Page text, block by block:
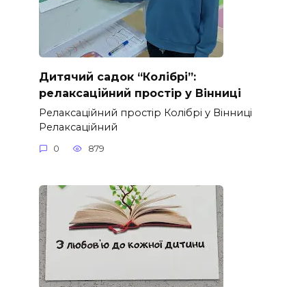
Дитячий садок “Колібрі”:
релаксаційний простір у Вінниці
Релаксаційний простір Колібрі у Вінниці
Релаксаційний
0 879